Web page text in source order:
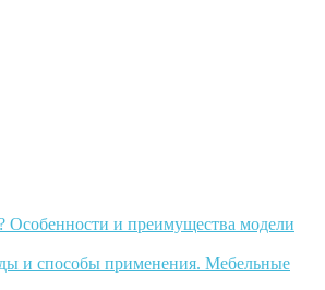
Особенности и преимущества модели
и способы применения. Мебельные